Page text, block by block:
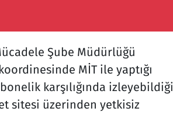
Şube Müdürlüğü
MİT ile yaptığı
karşılığında izleyebildiği
sitesi üzerinden yetkisiz